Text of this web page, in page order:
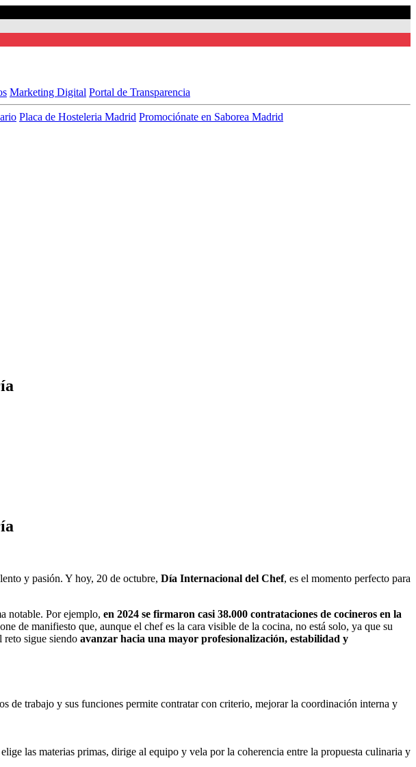
Marketing Digital Portal de Transparencia
Placa de Hosteleria Madrid Promociónate en Saborea Madrid
y pasión. Y hoy, 20 de octubre, Día Internacional del Chef, es el momento perfecto para
notable. Por ejemplo, en 2024 se firmaron casi 38.000 contrataciones de cocineros en la
de manifiesto que, aunque el chef es la cara visible de la cocina, no está solo, ya que su
reto sigue siendo avanzar hacia una mayor profesionalización, estabilidad y
de trabajo y sus funciones permite contratar con criterio, mejorar la coordinación interna y
las materias primas, dirige al equipo y vela por la coherencia entre la propuesta culinaria y